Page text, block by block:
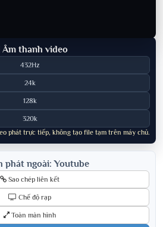
Âm thanh video
432Hz
24k
128k
320k
phát trực tiếp, không tạo file tạm trên máy chủ.
phát ngoài: Youtube
Sao chép liên kết
Chế độ rạp
Toàn màn hình